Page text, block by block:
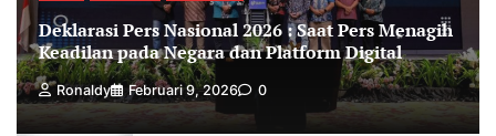
Deklarasi Pers Nasional 2026 : Saat Pers Menagih
Keadilan pada Negara dan Platform Digital
Ronaldy Februari 9, 2026 0